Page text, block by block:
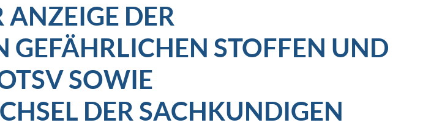
DER
STOFFEN UND
SOWIE
DER SACHKUNDIGEN